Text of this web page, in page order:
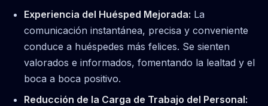
Experiencia del Huésped Mejorada: La
comunicación instantánea, precisa y conveniente
conduce a huéspedes más felices. Se sienten
valorados e informados, fomentando la lealtad y el
boca a boca positivo.
Reducción de la Carga de Trabajo del Personal: